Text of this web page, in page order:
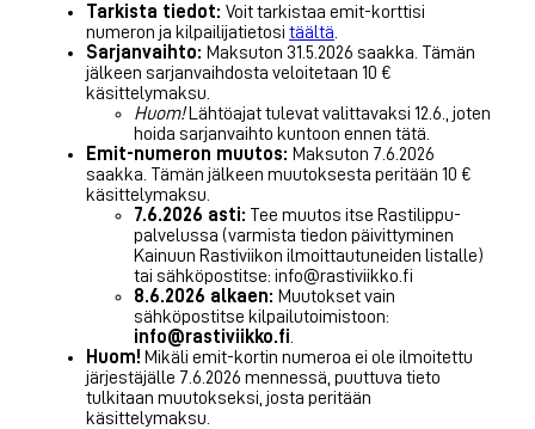
Tarkista tiedot: Voit tarkistaa emit-korttisi
numeron ja kilpailijatietosi täältä
Sarjanvaihto: Maksuton 31.5.2026 saakka. Tämän
jälkeen sarjanvaihdosta veloitetaan 10 €
käsittelymaksu.
Huom!Lähtöajat tulevat valittavaksi 12.6., joten
hoida sarjanvaihto kuntoon ennen tätä.
Emit-numeron muutos: Maksuton 7.6.2026
saakka. Tämän jälkeen muutoksesta peritään 10 €
käsittelymaksu.
7.6.2026 asti: Tee muutos itse Rastilippu-
palvelussa (varmista tiedon päivittyminen
Kainuun Rastiviikon ilmoittautuneiden listalle)
tai sähköpostitse: info@rastiviikko.fi
8.6.2026 alkaen: Muutokset vain
sähköpostitse kilpailutoimistoon:
info@rastiviikko.fi
Huom! Mikäli emit-kortin numeroa ei ole ilmoitettu
järjestäjälle 7.6.2026 mennessä, puuttuva tieto
tulkitaan muutokseksi, josta peritään
käsittelymaksu.